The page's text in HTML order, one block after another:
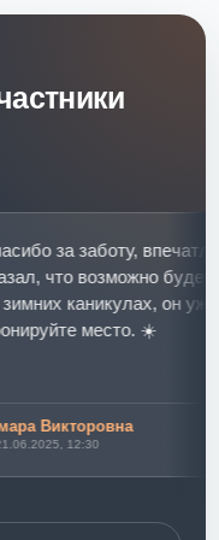
за заботу,
что возможно будет в
каникулах, он уже
место. ☀️
Викторовна
12:30